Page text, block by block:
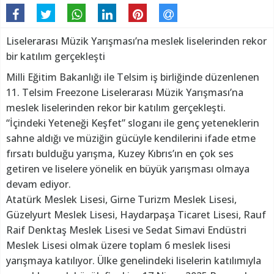
Liselerarası Müzik Yarışması’na meslek liselerinden rekor
bir katılım gerçekleşti
Milli Eğitim Bakanlığı ile Telsim iş birliğinde düzenlenen
11. Telsim Freezone Liselerarası Müzik Yarışması’na
meslek liselerinden rekor bir katılım gerçekleşti.
“İçindeki Yeteneği Keşfet” sloganı ile genç yeteneklerin
sahne aldığı ve müziğin gücüyle kendilerini ifade etme
fırsatı bulduğu yarışma, Kuzey Kıbrıs’ın en çok ses
getiren ve liselere yönelik en büyük yarışması olmaya
devam ediyor.
Atatürk Meslek Lisesi, Girne Turizm Meslek Lisesi,
Güzelyurt Meslek Lisesi, Haydarpaşa Ticaret Lisesi, Rauf
Raif Denktaş Meslek Lisesi ve Sedat Simavi Endüstri
Meslek Lisesi olmak üzere toplam 6 meslek lisesi
yarışmaya katılıyor. Ülke genelindeki liselerin katılımıyla